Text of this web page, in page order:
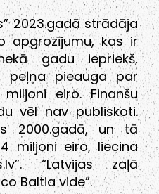
2023.gadā strādāja
apgrozījumu, kas ir
gadu iepriekš,
peļņa pieauga par
eiro. Finanšu
vēl nav publiskoti.
2000.gadā, un tā
miljoni eiro, liecina
“Latvijas zaļā
Baltia vide”.